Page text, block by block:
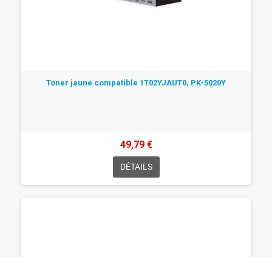
Toner jaune compatible 1T02YJAUT0, PK-5020Y
49,79 €
DÉTAILS